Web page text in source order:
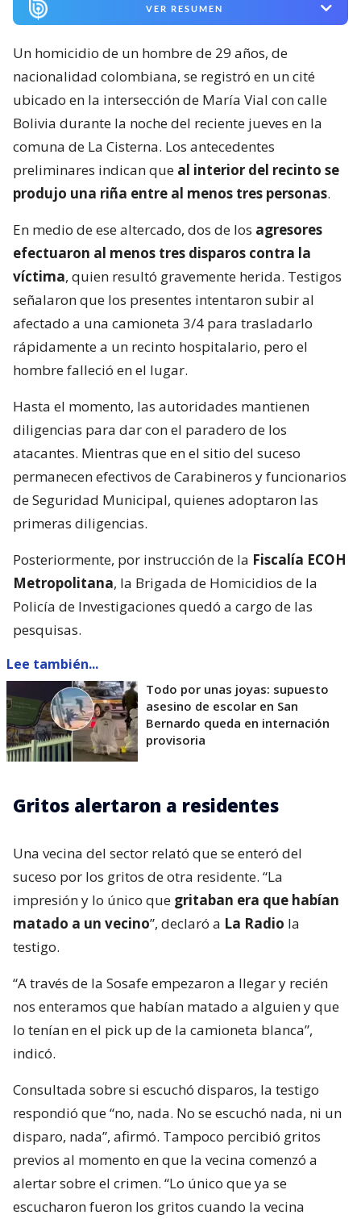
VER RESUMEN
Un homicidio de un hombre de 29 años, de
nacionalidad colombiana, se registró en un cité
ubicado en la intersección de María Vial con calle
Bolivia durante la noche del reciente jueves en la
comuna de La Cisterna. Los antecedentes
preliminares indican que al interior del recinto se
produjo una riña entre al menos tres personas.
En medio de ese altercado, dos de los agresores
efectuaron al menos tres disparos contra la
víctima, quien resultó gravemente herida. Testigos
señalaron que los presentes intentaron subir al
afectado a una camioneta 3/4 para trasladarlo
rápidamente a un recinto hospitalario, pero el
hombre falleció en el lugar.
Hasta el momento, las autoridades mantienen
diligencias para dar con el paradero de los
atacantes. Mientras que en el sitio del suceso
permanecen efectivos de Carabineros y funcionarios
de Seguridad Municipal, quienes adoptaron las
primeras diligencias.
Posteriormente, por instrucción de la Fiscalía ECOH
Metropolitana, la Brigada de Homicidios de la
Policía de Investigaciones quedó a cargo de las
pesquisas.
Lee también...
Todo por unas joyas: supuesto
asesino de escolar en San
Bernardo queda en internación
provisoria
Gritos alertaron a residentes
Una vecina del sector relató que se enteró del
suceso por los gritos de otra residente. “La
impresión y lo único que gritaban era que habían
matado a un vecino”, declaró a La Radio la
testigo.
“A través de la Sosafe empezaron a llegar y recién
nos enteramos que habían matado a alguien y que
lo tenían en el pick up de la camioneta blanca”,
indicó.
Consultada sobre si escuchó disparos, la testigo
respondió que “no, nada. No se escuchó nada, ni un
disparo, nada”, afirmó. Tampoco percibió gritos
previos al momento en que la vecina comenzó a
alertar sobre el crimen. “Lo único que ya se
escucharon fueron los gritos cuando la vecina